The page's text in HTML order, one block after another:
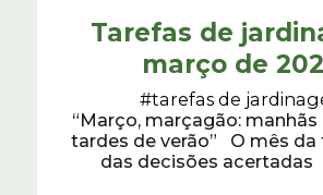
Tarefas de
março de
#tarefas de
“Março, marçagão: manhãs
tardes de verão” O mês da
das decisões acertadas